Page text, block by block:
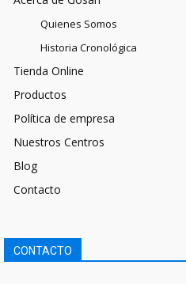
Quienes Somos
Historia Cronológica
Tienda Online
Productos
Política de empresa
Nuestros Centros
Blog
Contacto
CONTACTO